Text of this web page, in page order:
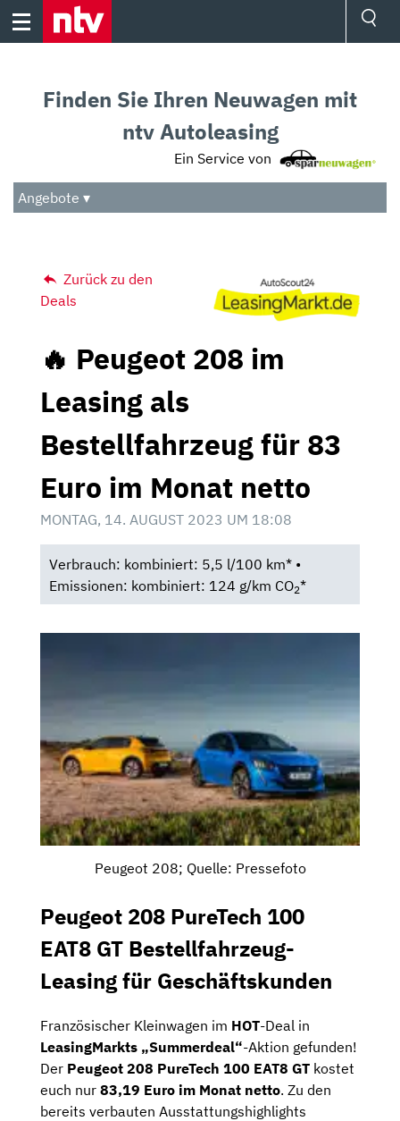
Skip
Audio
Das Beste
Finden Sie Ihren Neuwagen mit
ntv Autoleasing
Ein Service von
Angebote ▾
Zurück zu den
Deals
🔥 Peugeot 208 im
Leasing als
Bestellfahrzeug für 83
Euro im Monat netto
MONTAG, 14. AUGUST 2023 UM 18:08
Verbrauch: kombiniert: 5,5 l/100 km* •
Emissionen: kombiniert: 124 g/km CO2*
Peugeot 208; Quelle: Pressefoto
Peugeot 208 PureTech 100
EAT8 GT Bestellfahrzeug-
Leasing für Geschäftskunden
Französischer Kleinwagen im HOT-Deal in
LeasingMarkts „Summerdeal“-Aktion gefunden!
Der Peugeot 208 PureTech 100 EAT8 GT kostet
euch nur 83,19 Euro im Monat netto. Zu den
bereits verbauten Ausstattungshighlights